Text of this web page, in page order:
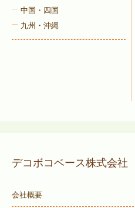
中国・四国
九州・沖縄
デコボコベース株式会社
会社概要